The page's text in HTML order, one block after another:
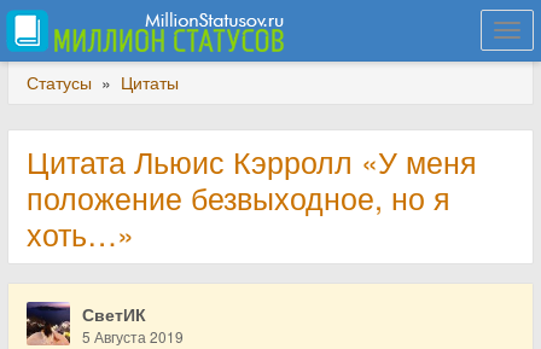
Статусы » Цитаты
Цитата Льюис Кэрролл «У меня
положение безвыходное, но я
хоть…»
СветИК
5 Августа 2019